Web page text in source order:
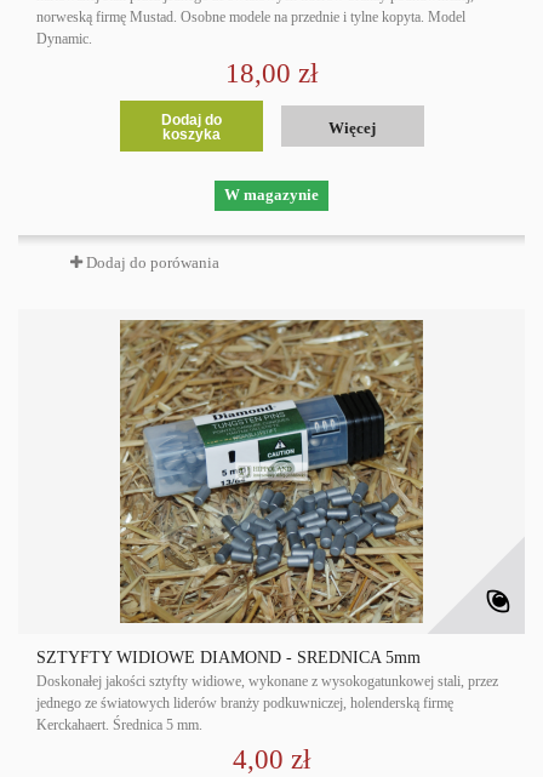
norweską firmę Mustad. Osobne modele na przednie i tylne kopyta. Model
Dynamic.
18,00 zł
Dodaj do
koszyka
Więcej
W magazynie
Dodaj do porówania
SZTYFTY WIDIOWE DIAMOND - ŚREDNICA 5mm
Doskonałej jakości sztyfty widiowe, wykonane z wysokogatunkowej stali, przez
jednego ze światowych liderów branży podkuwniczej, holenderską firmę
Kerckahaert. Średnica 5 mm.
4,00 zł